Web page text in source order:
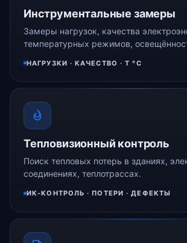
Инструментальные замеры
Замеры нагрузок, качества
температурных режимов,
НАГРУЗКИ · КАЧЕСТВО · Т °C
Тепловизионный контроль
Поиск тепловых потерь в зданиях,
соединениях, теплотрассах.
ИК-КОНТРОЛЬ · ПОТЕРИ · ДЕФЕКТЫ